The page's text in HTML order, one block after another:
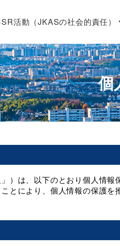
活動（JKASの社会的責任）
子ども食堂事業
2030年1000世帯応援プロジェク
ト 個
）は、以下のとおり個人情
とにより、個人情報の保護を